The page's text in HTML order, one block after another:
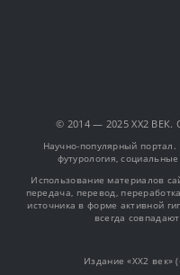
© 2014 — 2025 XX2
Научно-популярный портал.
футурология,
Использование материалов
передача, перевод,
источника в форме активной
всегда
Издание «XX2